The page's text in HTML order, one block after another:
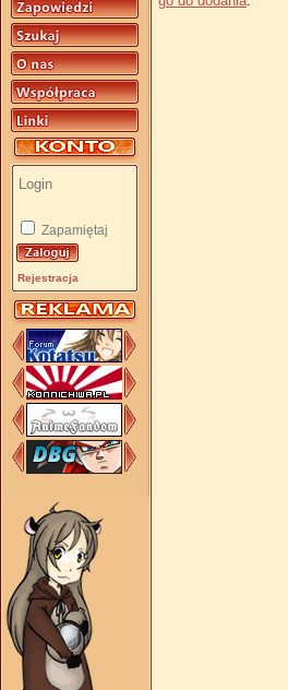
Zapamiętaj
Rejestracja